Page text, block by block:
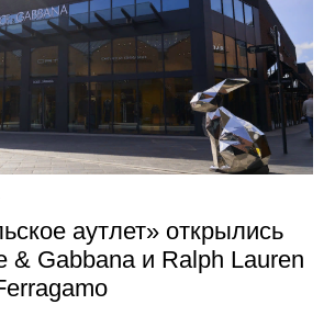
аутлет» открылись
& Gabbana и Ralph Lauren